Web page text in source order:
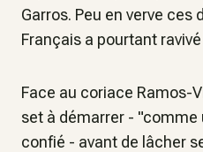
Garros. Peu en verve ces
Français a pourtant
Face au coriace Ramos-
set à démarrer -
confié - avant de lâcher